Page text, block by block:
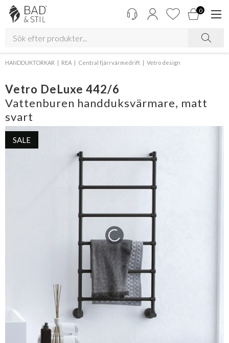
0
HANDDUKTORKAR REA Central fjärrvärmedrift Vetro design
Vetro DeLuxe 442/6
Vattenburen handduksvärmare, matt
svart
SALE